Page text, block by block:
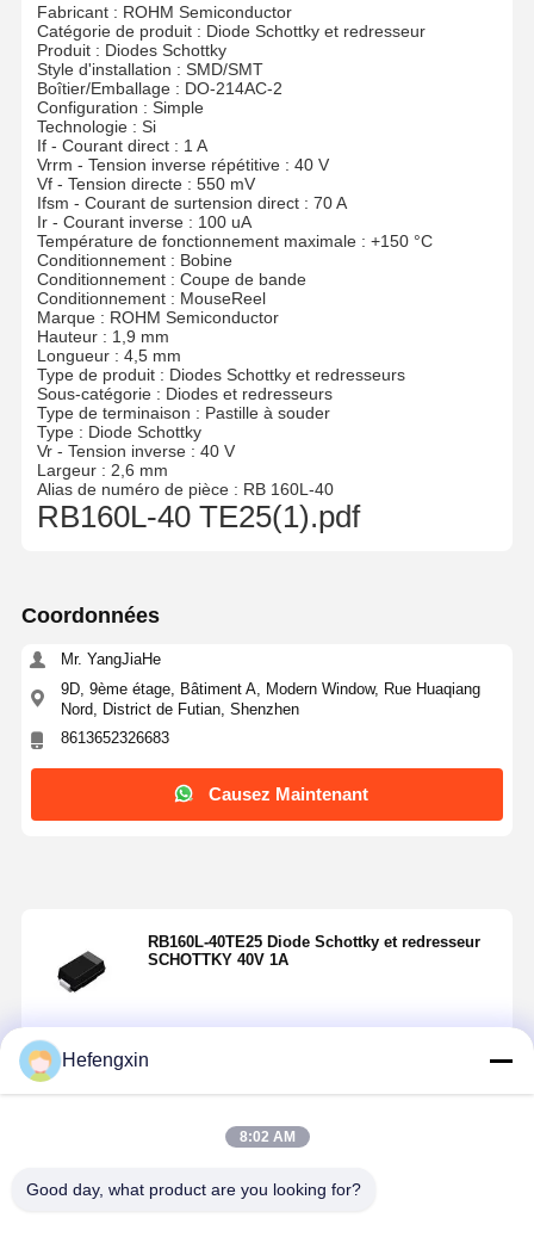
Nous
Fabricant : ROHM Semiconductor
Catégorie de produit : Diode Schottky et redresseur
Produit : Diodes Schottky
Style d'installation : SMD/SMT
Boîtier/Emballage : DO-214AC-2
Configuration : Simple
Technologie : Si
If - Courant direct : 1 A
Vrrm - Tension inverse répétitive : 40 V
Vf - Tension directe : 550 mV
Ifsm - Courant de surtension direct : 70 A
Ir - Courant inverse : 100 uA
Température de fonctionnement maximale : +150 °C
Conditionnement : Bobine
Conditionnement : Coupe de bande
Conditionnement : MouseReel
Marque : ROHM Semiconductor
Hauteur : 1,9 mm
Longueur : 4,5 mm
Type de produit : Diodes Schottky et redresseurs
Sous-catégorie : Diodes et redresseurs
Type de terminaison : Pastille à souder
Type : Diode Schottky
Vr - Tension inverse : 40 V
Largeur : 2,6 mm
Alias de numéro de pièce : RB 160L-40
RB160L-40 TE25(1).pdf
Coordonnées
Mr. YangJiaHe
9D, 9ème étage, Bâtiment A, Modern Window, Rue Huaqiang
Nord, District de Futian, Shenzhen
8613652326683
Causez Maintenant
RB160L-40TE25 Diode Schottky et redresseur
SCHOTTKY 40V 1A
Produits Recommandés
Hefengxin
8:02 AM
Good day, what product are you looking for?